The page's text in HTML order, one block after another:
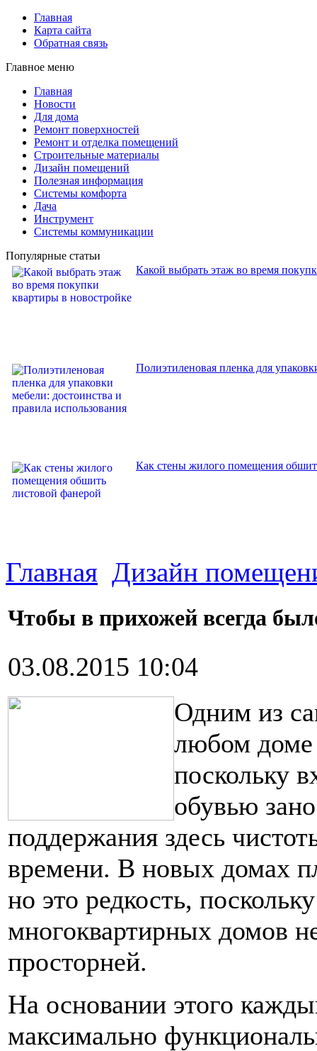
Главная
Карта сайта
Обратная связь
Главное меню
Главная
Новости
Для дома
Ремонт поверхностей
Ремонт и отделка помещений
Строительные материалы
Дизайн помещений
Полезная информация
Системы комфорта
Дача
Инструмент
Системы коммуникации
Популярные статьи
Какой выбрать этаж во время
Полиэтиленовая пленка для
Как стены жилого помещения
Главная Дизайн
Чтобы в прихожей всегда
03.08.2015 10:04
Одним из
любом доме
поскольку
обувью
поддержания здесь
времени. В новых домах
но это редкость,
многоквартирных домов
просторней.
На основании этого
максимально